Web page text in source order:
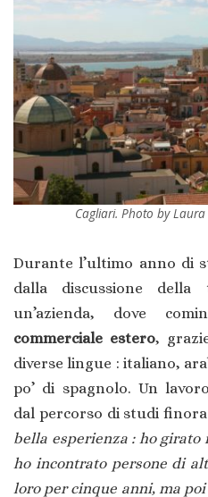
Cagliari. Photo by
Durante l’ultimo anno di
dalla discussione
un’azienda, dove
commerciale estero,
diverse lingue : italiano,
po’ di spagnolo. Un
dal percorso di studi
bella esperienza : ho
ho incontrato persone di
loro per cinque anni, ma